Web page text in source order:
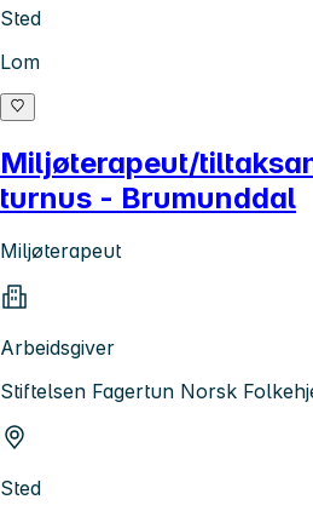
Sted
Lom
Miljøterapeut/
turnus - Brumunddal
Miljøterapeut
Arbeidsgiver
Stiftelsen Fagertun Norsk
Sted